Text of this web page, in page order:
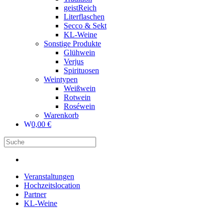
geistReich
Literflaschen
Secco & Sekt
KL-Weine
Sonstige Produkte
Glühwein
Verjus
Spirituosen
Weintypen
Weißwein
Rotwein
Roséwein
Warenkorb
0,00 €
Veranstaltungen
Hochzeitslocation
Partner
KL-Weine